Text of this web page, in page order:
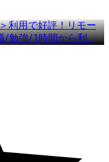
利用で好評！リモー
/勉強/1時間から利…